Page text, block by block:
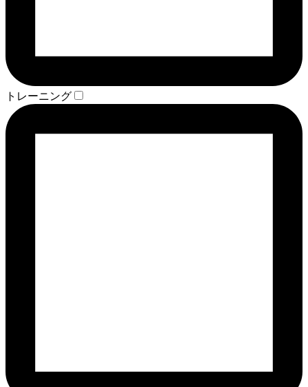
トレーニング